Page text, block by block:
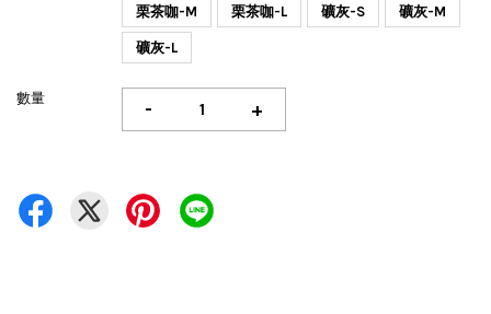
栗茶咖-M 栗茶咖-L 礦灰-S 礦灰-M
礦灰-L
數量 - +